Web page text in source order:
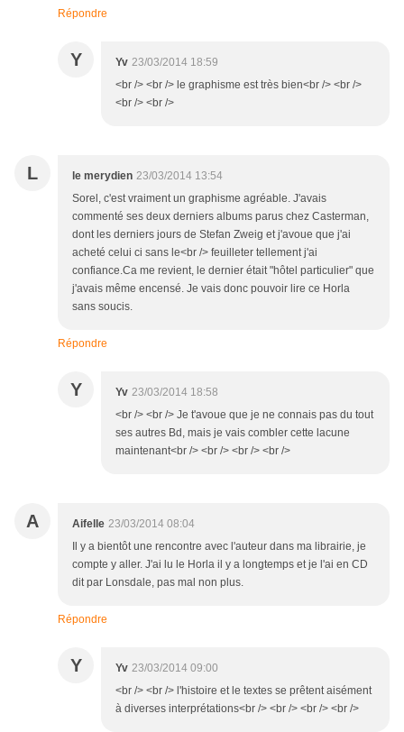
Répondre
Y Yv 23/03/2014 18:59
<br /> <br /> le graphisme est très bien<br /> <br />
<br /> <br />
L le merydien 23/03/2014 13:54
Sorel, c'est vraiment un graphisme agréable. J'avais
commenté ses deux derniers albums parus chez Casterman,
dont les derniers jours de Stefan Zweig et j'avoue que j'ai
acheté celui ci sans le<br /> feuilleter tellement j'ai
confiance.Ca me revient, le dernier était "hôtel particulier" que
j'avais même encensé. Je vais donc pouvoir lire ce Horla
sans soucis.
Répondre
Y Yv 23/03/2014 18:58
<br /> <br /> Je t'avoue que je ne connais pas du tout
ses autres Bd, mais je vais combler cette lacune
maintenant<br /> <br /> <br /> <br />
A Aifelle 23/03/2014 08:04
Il y a bientôt une rencontre avec l'auteur dans ma librairie, je
compte y aller. J'ai lu le Horla il y a longtemps et je l'ai en CD
dit par Lonsdale, pas mal non plus.
Répondre
Y Yv 23/03/2014 09:00
<br /> <br /> l'histoire et le textes se prêtent aisément
à diverses interprétations<br /> <br /> <br /> <br />